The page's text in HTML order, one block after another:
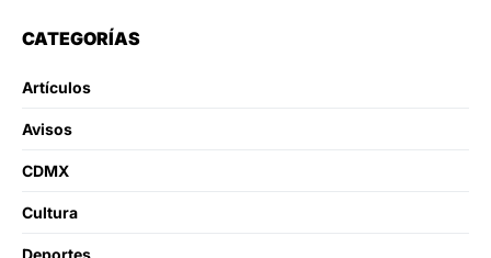
CATEGORÍAS
Artículos
Avisos
CDMX
Cultura
Deportes